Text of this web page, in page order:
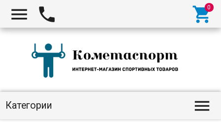
  
Категории 